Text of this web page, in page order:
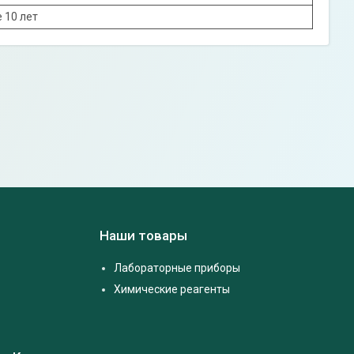
10 лет
Наши товары
Лабораторные приборы
Химические реагенты